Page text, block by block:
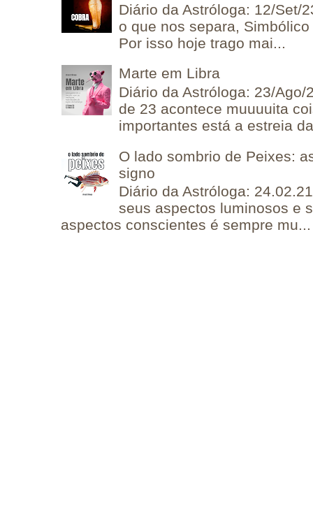
Diário da Astróloga: 12/Set/
o que nos separa,
Por isso hoje trago mai...
Marte em Libra
Diário da Astróloga: 23/
de 23 acontece muuuuita
importantes está a estreia
O lado sombrio de Peixes:
signo
Diário da Astróloga:
seus aspectos luminosos e
aspectos conscientes é sempre mu...